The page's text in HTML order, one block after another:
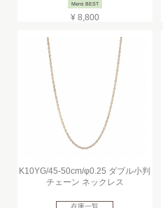
Mens BEST
¥ 8,800
K10YG/45-50cm/φ0.25 ダブル小判
チェーン ネックレス
在庫一覧